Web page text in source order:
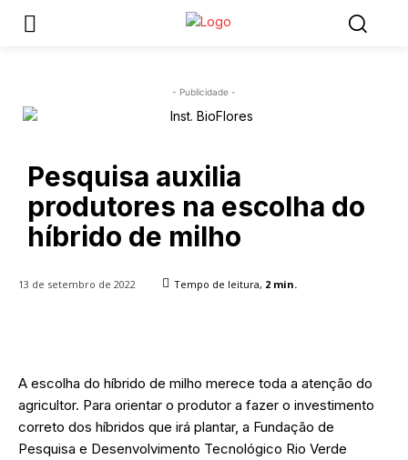
- Publicidade -
Pesquisa auxilia
produtores na escolha do
híbrido de milho
13 de setembro de 2022 Tempo de leitura, 2 min.
A escolha do híbrido de milho merece toda a atenção do
agricultor. Para orientar o produtor a fazer o investimento
correto dos híbridos que irá plantar, a Fundação de
Pesquisa e Desenvolvimento Tecnológico Rio Verde